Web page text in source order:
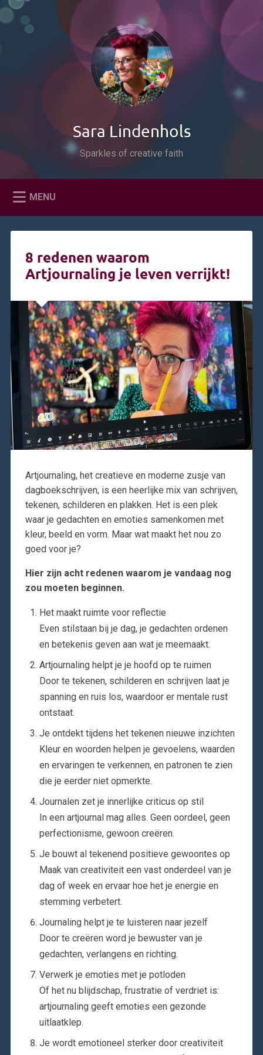
Naar
inhoud
Zoeken
Sara Lindenhols
Sparkles of creative faith
MENU
8 redenen waarom
Artjournaling je leven verrijkt!
Artjournaling, het creatieve en moderne zusje van
dagboekschrijven, is een heerlijke mix van schrijven,
tekenen, schilderen en plakken. Het is een plek
waar je gedachten en emoties samenkomen met
kleur, beeld en vorm. Maar wat maakt het nou zo
goed voor je?
Hier zijn acht redenen waarom je vandaag nog
zou moeten beginnen.
Het maakt ruimte voor reflectie
Even stilstaan bij je dag, je gedachten ordenen
en betekenis geven aan wat je meemaakt.
Artjournaling helpt je je hoofd op te ruimen
Door te tekenen, schilderen en schrijven laat je
spanning en ruis los, waardoor er mentale rust
ontstaat.
Je ontdekt tijdens het tekenen nieuwe inzichten
Kleur en woorden helpen je gevoelens, waarden
en ervaringen te verkennen, en patronen te zien
die je eerder niet opmerkte.
Journalen zet je innerlijke criticus op stil
In een artjournal mag alles. Geen oordeel, geen
perfectionisme, gewoon creëren.
Je bouwt al tekenend positieve gewoontes op
Maak van creativiteit een vast onderdeel van je
dag of week en ervaar hoe het je energie en
stemming verbetert.
Journaling helpt je te luisteren naar jezelf
Door te creëren word je bewuster van je
gedachten, verlangens en richting.
Verwerk je emoties met je potloden
Of het nu blijdschap, frustratie of verdriet is:
artjournaling geeft emoties een gezonde
uitlaatklep.
Je wordt emotioneel sterker door creativiteit